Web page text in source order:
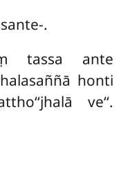
.
tassa ante
honti
ve‘‘.